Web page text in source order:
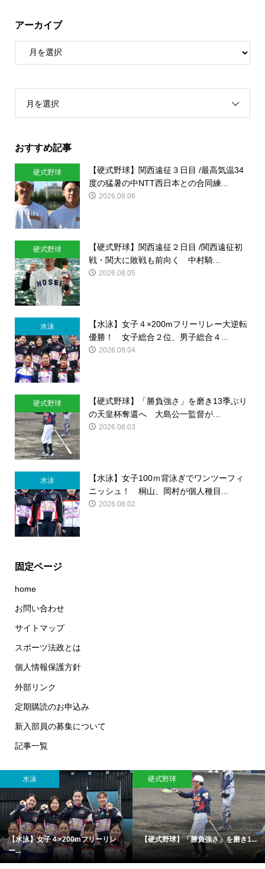
アーカイブ
月を選択
おすすめ記事
硬式野球
【硬式野球】関西遠征３日目 /最高気温34
度の猛暑の中NTT西日本との合同練...
2026.08.06
硬式野球
【硬式野球】関西遠征２日目 /関西遠征初
戦・関大に敗戦も前向く 中村騎...
2026.08.05
水泳
【水泳】女子４×200mフリーリレー大逆転
優勝！ 女子総合２位、男子総合４...
2026.08.04
硬式野球
【硬式野球】「勝負強さ」を磨き13季ぶり
の天皇杯奪還へ 大島公一監督が...
2026.08.03
水泳
【水泳】女子100ｍ背泳ぎでワンツーフィ
ニッシュ！ 桐山、岡村が個人種目...
2026.08.02
固定ページ
home
お問い合わせ
サイトマップ
スポーツ法政とは
個人情報保護方針
外部リンク
定期購読のお申込み
新入部員の募集について
記事一覧
水泳
【水泳】女子４×200mフリーリレ
ー...
硬式野球
【硬式野球】「勝負強さ」を磨き1...